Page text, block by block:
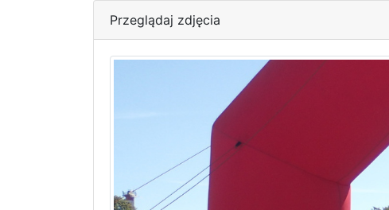
Przeglądaj zdjęcia